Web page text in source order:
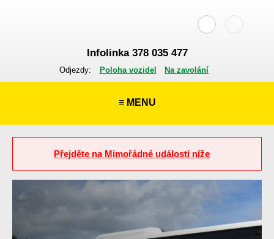
Infolinka 378 035 477
Odjezdy: Poloha vozidel Na zavolání
≡ MENU
Přejděte na Mimořádné události níže